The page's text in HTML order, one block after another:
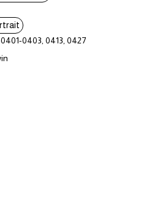
0403, 0413, 0427